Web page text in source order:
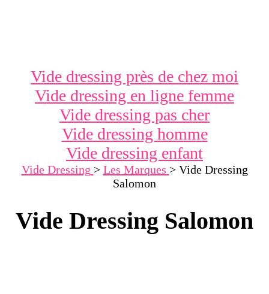
Vide dressing près de chez moi
Vide dressing en ligne femme
Vide dressing pas cher
Vide dressing homme
Vide dressing enfant
Vide Dressing > Les Marques > Vide Dressing
Salomon
Vide Dressing Salomon